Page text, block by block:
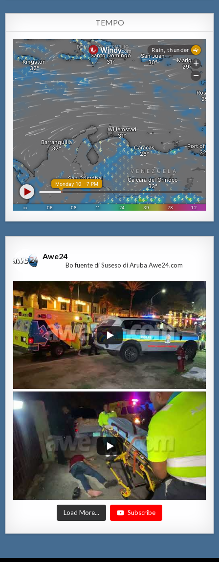
TEMPO
Awe24
Bo fuente di Suseso di Aruba Awe24.com
Load More... Subscribe